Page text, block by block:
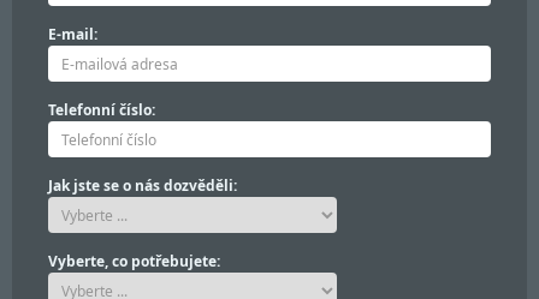
E-mail:
Telefonní číslo:
Jak jste se o nás dozvěděli:
Vyberte, co potřebujete: